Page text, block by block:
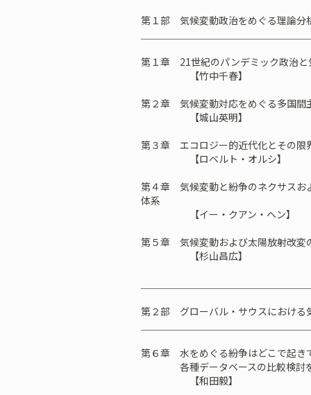
第１部 気候変動政治をめぐる理論分
第１章 21世紀のパンデミック政治と
【竹中千春】
第２章 気候変動対応をめぐる多国間
【城山英明】
第３章 エコロジー的近代化とその限
【ロベルト・オルシ】
第４章 気候変動と紛争のネクサスお
体系
【イー・クアン・ヘン】
第５章 気候変動および太陽放射改変
【杉山昌広】
第２部 グローバル・サウスにおける
第６章 水をめぐる紛争はどこで起き
各種データベースの比較検討
【和田毅】